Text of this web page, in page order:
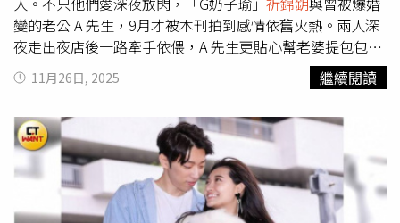
禮貌的完成了整個過程，但最後寫出來的卻讓他大受打擊，
從此再也不相信人與記者，我剛認識他的時候其實是在寫歌
的時候，他因為一直苦受冤屈打擊精神上沒有辦法走出來已
經骨瘦如柴，現在都瘦脫相不成人形，但還是保持著健身跟
寫歌的習慣，讓我們大家很心疼。」祈錦鈅也說：「後來聊
了我們的境遇，都是遭人陷害，所以惺惺相惜 ，變得很
好，加上我朋友們也都是長伴身側，甚至他也見過小青（前
夫），我們一起吃飯喝酒過，就是真的很好的朋友，那天我
喝多了高跟鞋太高 他很貼心主動幫我拿包包借我扶著。」
至於兩人是否還在互相了解階段，祈錦鈅回應：「聊了很多
國的第三任妻子是上班族Alice，但結婚近三年後近期又再傳
婚變消息，對此賴弘國尚未做出任何回應。◎尊重身體自主
變的老公 A 先生，9月才被本刊拍到感情依舊火熱。兩人深
夜走出夜店後一路牽手依偎，A 先生更貼心幫老婆提包包。
走著走著，他竟在大街上直接吻起
的頭髮，完全不管
旁人眼光，身旁友人則像對兩人不顧旁人放閃早已習以為
常。祈錦鈅在路上奶壓老公A先生，並與友人一同前往夜店
續攤。（圖／本刊攝影組）。2021年本刊曾被捕捉的林逸
欣與當時男友Tony，半夜在大街上演一段「反差系街頭情
侶」戲碼。疑似受酒精影響，Tony使出翻白眼、扮猴子等
各種搞笑招式哄女友，卻始終換來林逸欣的「冷臉滑手
機」。最後他甚至用「磨蹭」、「假裝打盹」等大絕招，兩
11月26日, 2025 繼續閱讀